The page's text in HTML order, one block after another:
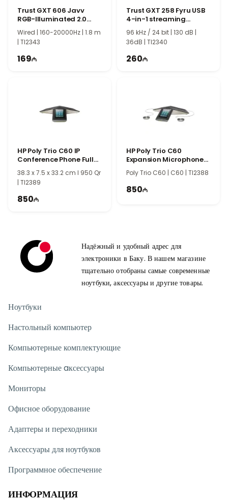
Trust GXT 606 Javv
RGB-Illuminated 2.0
Speaker Set 25108
Wired | 160-20000Hz | 1.8 m
| TI2343
169
Trust GXT 258 Fyru USB
4-in-1 streaming
microphone 23465
96 kHz / 24 bit | 130 dB |
36dB | TI2340
260
HP Poly Trio C60 IP
Conference Phone Full
Radio and PoE-enabled
849B4AA
38.3 x 7.5 x 33.2 cm l 950 Qr
| TI2389
850
HP Poly Trio C60
Expansion Microphones
85X02AA
Poly Trio C60 | C60 | TI2388
850
Надёжный и удобный адрес для
электроники в Баку. В нашем магазине
тщательно отобраны самые современные
ноутбуки, аксессуары и другие товары.
Ноутбуки
Настольный компьютер
Компьютерные комплектующие
Компьютерные aксессуары
Мониторы
Офисное оборудование
Адаптеры и переходники
Аксессуары для ноутбуков
Программное обеспечение
ИНФОРМАЦИЯ